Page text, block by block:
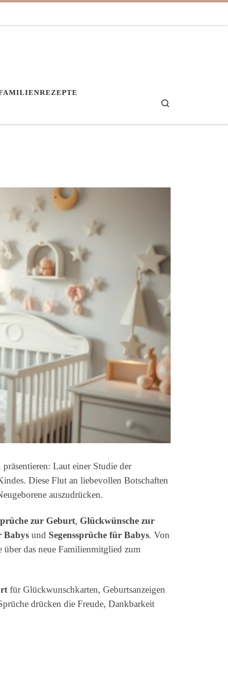
Laut einer Studie der
Diese Flut an liebevollen Botschaften
auszudrücken.
zur Geburt, Glückwünsche zur
Babys und Segenssprüche für Babys. Von
das neue Familienmitglied zum
für Glückwunschkarten, Geburtsanzeigen
drücken die Freude, Dankbarkeit